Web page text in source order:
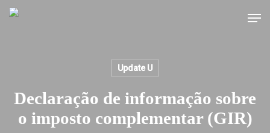
Skip
Update U
Declaração de informação sobre
o imposto complementar (GIR)